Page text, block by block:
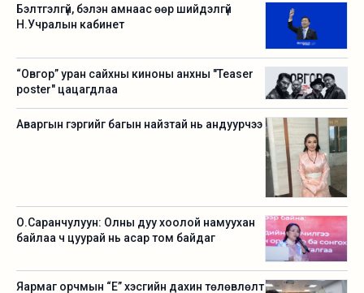
Бэлтгэлгүй, бэлэн амнаас өөр шийдэлгүй
Н.Учралын кабинет
“Овгор” уран сайхны киноны анхны "Teaser
poster" цацагдлаа
Аваргын гэргийг багын найзтай нь андуурчээ
О.Саранчулуун: Олны дуу хоолой намуухан
байлаа ч цуурай нь асар том байдаг
Яармаг орчмын “Е” хэсгийн дахин төлөвлөлт